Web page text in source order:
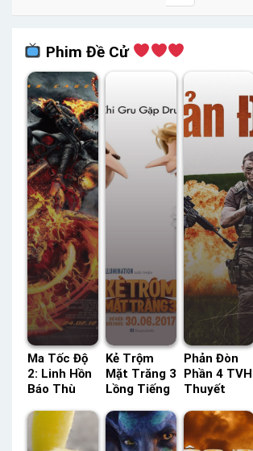
Phim Đề Cử
Ma Tốc Độ
2: Linh Hồn
Báo Thù
Minh –
Status: HD
Kẻ Trộm
Mặt Trăng 3
Lồng Tiếng
HD Lồng
Tiếng
Phản Đòn
Phần 4 TVH
Thuyết
Status: 10 /
10 Thuyết